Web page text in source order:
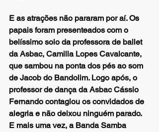
E as atrações não pararam por aí. Os
papais foram presenteados com o
belíssimo solo da professora de ballet
da Asbac, Camilla Lopes Cavalcante,
que sambou na ponta dos pés ao som
de Jacob do Bandolim. Logo após, o
professor de dança da Asbac Cássio
Fernando contagiou os convidados de
alegria e não deixou ninguém parado.
E mais uma vez, a Banda Samba